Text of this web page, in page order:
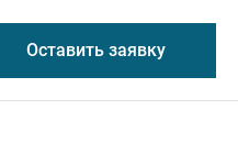
Оставить заявку